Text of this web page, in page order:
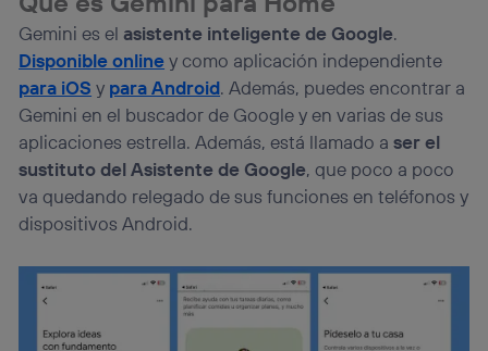
Gemini es el asistente inteligente de Google.
Disponible onliney como aplicación independiente
para iOS y para Android. Además, puedes encontrar a
Gemini en el buscador de Google y en varias de sus
aplicaciones estrella. Además, está llamado aser el
sustituto del Asistente de Google, que poco a poco
va quedando relegado de sus funciones en teléfonos y
dispositivos Android.
actividades de navegación de los miembros del hogar
que hayan dado su consentimiento.
Si utilizasdatos móviles , el marketing será más
personalizado, ya que se basará únicamente en la
navegación del usuario del móvil.
Puedes gestionar los consentimientos Utiq seleccionando
“Administrar Utiq” en la parte inferior de esta página web o
portal de privacidad de Utiq
(“consenthub”). Para más información, consulta
la política de privacidad de Utiq